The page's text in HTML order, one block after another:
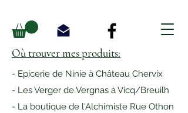
Où trouver mes produits:
- Epicerie de Ninie à Château Chervix
- Les Verger de Vergnas à Vicq/Breuilh
- La boutique de l'Alchimiste Rue Othon